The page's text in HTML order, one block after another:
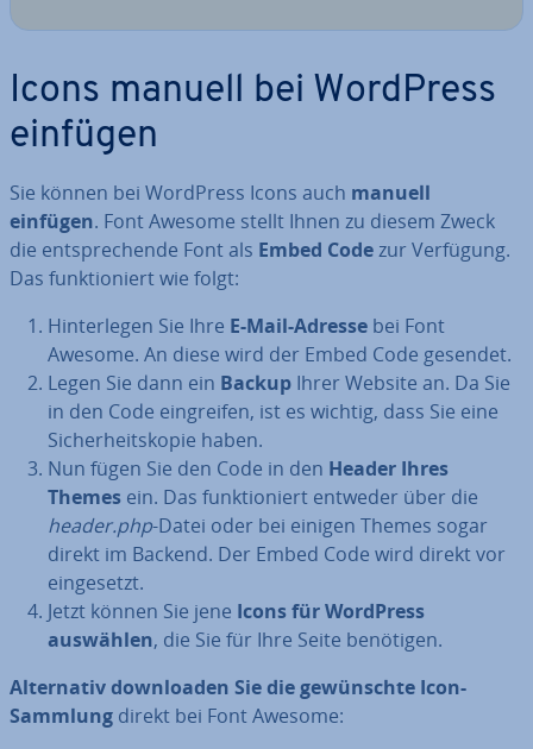
Icons manuell bei WordPress
einfügen
Sie können bei WordPress Icons auch manuell
einfügen. Font Awesome stellt Ihnen zu diesem Zweck
die ent­spre­chen­de Font als Embed Codezur Verfügung.
Das funk­tio­niert wie folgt:
Hin­ter­le­gen Sie Ihre E-Mail-Adresse bei Font
Awesome. An diese wird der Embed Code gesendet.
Legen Sie dann ein Backup Ihrer Website an. Da Sie
in den Code ein­grei­fen, ist es wichtig, dass Sie eine
Si­cher­heits­ko­pie haben.
Nun fügen Sie den Code in den Header Ihres
Themes ein. Das funk­tio­niert entweder über die
header.php-Datei oder bei einigen Themes sogar
direkt im Backend. Der Embed Code wird direkt vor
ein­ge­setzt.
Jetzt können Sie jene Icons für WordPress
auswählen, die Sie für Ihre Seite benötigen.
Al­ter­na­tiv down­loa­den Sie die ge­wünsch­te Icon-
Sammlung direkt bei Font Awesome: